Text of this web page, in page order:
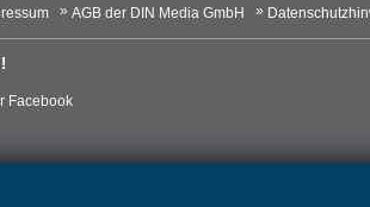
AGB der DIN Media GmbH
Facebook